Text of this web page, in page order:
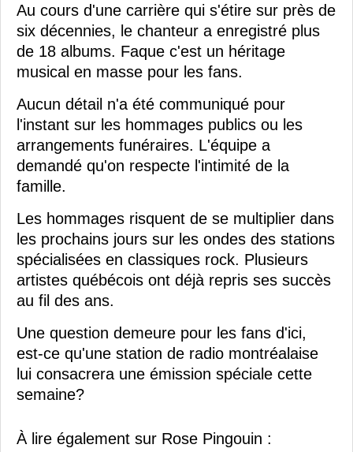
Au cours d'une carrière qui s'étire sur près de
six décennies, le chanteur a enregistré plus
de 18 albums. Faque c'est un héritage
musical en masse pour les fans.
Aucun détail n'a été communiqué pour
l'instant sur les hommages publics ou les
arrangements funéraires. L'équipe a
demandé qu'on respecte l'intimité de la
famille.
Les hommages risquent de se multiplier dans
les prochains jours sur les ondes des stations
spécialisées en classiques rock. Plusieurs
artistes québécois ont déjà repris ses succès
au fil des ans.
Une question demeure pour les fans d'ici,
est-ce qu'une station de radio montréalaise
lui consacrera une émission spéciale cette
semaine?
À lire également sur Rose Pingouin :